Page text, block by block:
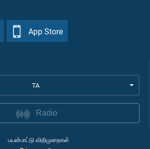
App Store
TA
Radio
பயன்பாட்டு விதிமுறைகள்